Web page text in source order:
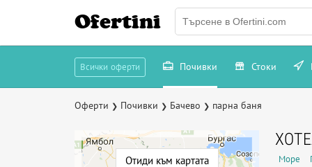
Ofertini
Всички оферти Почивки Стоки
Оферти ❯ Почивки ❯ Бачево ❯ парна баня
Отиди към картата Море